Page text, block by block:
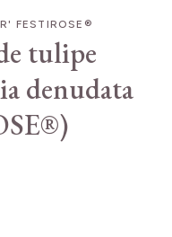
FESTIROSE®
tulipe
denudata